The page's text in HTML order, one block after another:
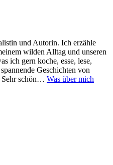
und Autorin. Ich erzähle
wilden Alltag und unseren
ich gern koche, esse, lese,
Geschichten von
Sehr schön… Was über mich